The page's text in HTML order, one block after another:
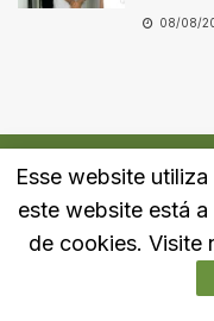
08/08/
Quem Somos Fale
Esse website
este website está
de cookies. Visite